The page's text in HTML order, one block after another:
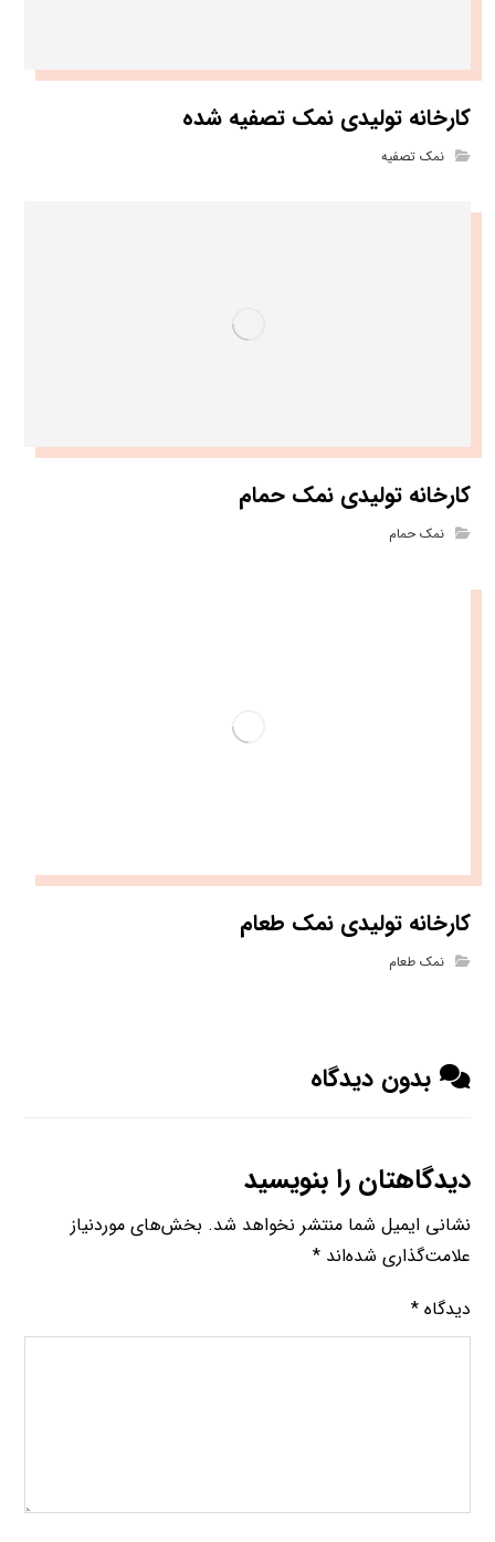
کارخانه تولیدی نمک تصفیه شده
نمک تصفیه
کارخانه تولیدی نمک حمام
نمک حمام
کارخانه تولیدی نمک طعام
نمک طعام
بدون دیدگاه
دیدگاهتان را بنویسید
نشانی ایمیل شما منتشر نخواهد شد. بخش‌های موردنیاز
علامت‌گذاری شده‌اند*
دیدگاه*